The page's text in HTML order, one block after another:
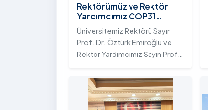
Rektörümüz ve Rektör
Yardımcımız COP31
Yolunda Bilim Diplomasisi
Akademi Lansmanı
Toplantısına Katıldı
Üniversitemiz Rektörü Sayın
Prof. Dr. Öztürk Emiroğlu ve
Rektör Yardımcımız Sayın Prof.
Kurulu (YÖK) ev sahipliğinde 4
Ağustos 2026 tarihinde
Ankara’da düzenlenen “COP31